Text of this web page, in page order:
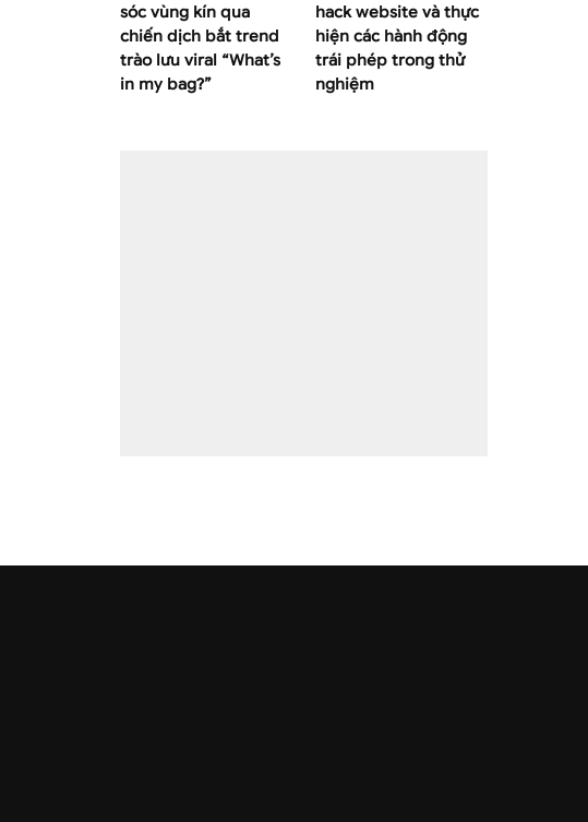
sóc vùng kín qua
chiến dịch bắt trend
trào lưu viral “What’s
in my bag?”
hack website và thực
hiện các hành động
trái phép trong thử
nghiệm